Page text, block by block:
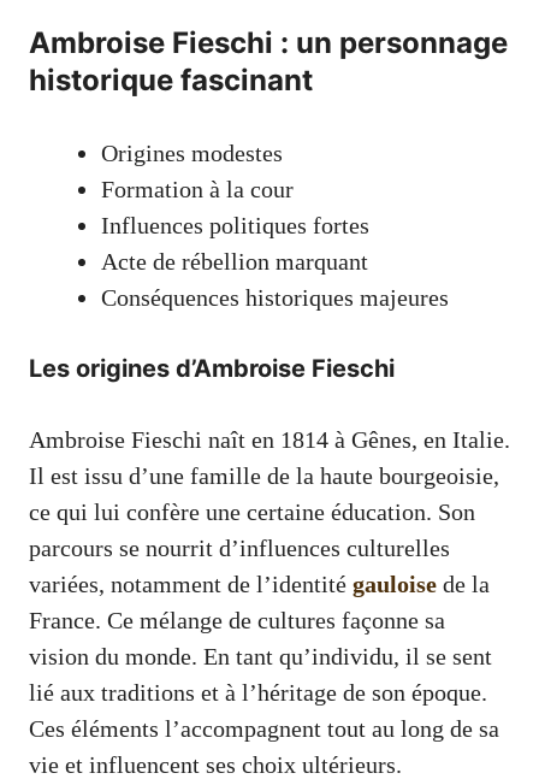
Ambroise Fieschi : un personnage
historique fascinant
Origines modestes
Formation à la cour
Influences politiques fortes
Acte de rébellion marquant
Conséquences historiques majeures
Les origines d’Ambroise Fieschi
Ambroise Fieschi naît en 1814 à Gênes, en Italie.
Il est issu d’une famille de la haute bourgeoisie,
ce qui lui confère une certaine éducation. Son
parcours se nourrit d’influences culturelles
variées, notamment de l’identité gauloise de la
France. Ce mélange de cultures façonne sa
vision du monde. En tant qu’individu, il se sent
lié aux traditions et à l’héritage de son époque.
Ces éléments l’accompagnent tout au long de sa
vie et influencent ses choix ultérieurs.